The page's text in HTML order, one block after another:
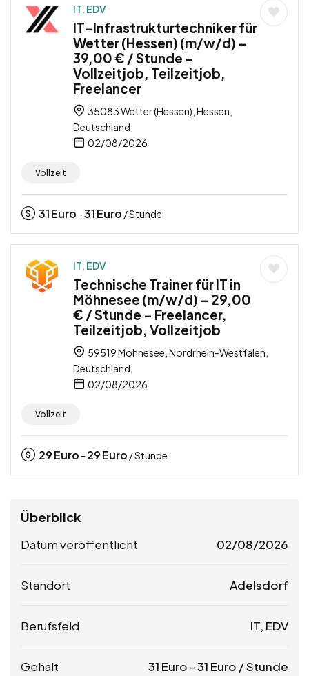
IT, EDV
IT-Infrastrukturtechniker für
Wetter (Hessen) (m/w/d) –
39,00 € / Stunde –
Vollzeitjob, Teilzeitjob,
Freelancer
35083 Wetter (Hessen), Hessen,
Deutschland
02/08/2026
Vollzeit
31Euro -31Euro / Stunde
IT, EDV
Technische Trainer für IT in
Möhnesee (m/w/d) – 29,00
€ / Stunde – Freelancer,
Teilzeitjob, Vollzeitjob
59519 Möhnesee, Nordrhein-Westfalen,
Deutschland
02/08/2026
Vollzeit
29Euro - 29Euro / Stunde
Überblick
Datum veröffentlicht 02/08/2026
Standort Adelsdorf
Berufsfeld IT, EDV
Gehalt 31 Euro -31 Euro / Stunde